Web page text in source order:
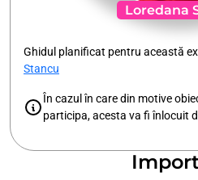
Loredana
Ghidul planificat pentru această
Stancu
În cazul în care din motive
participa, acesta va fi înlocuit